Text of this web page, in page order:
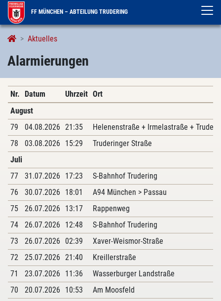
FF MÜNCHEN – ABTEILUNG TRUDERING
Aktuelles
Alarmierungen
Alarmierungen
Nr. Datum Uhrzeit Ort
August
79
04.08.2026 21:35
Helenenstraße + Irmelastraße +
78
03.08.2026 15:29
Truderinger Straße
Juli
77
31.07.2026 17:23
S-Bahnhof Trudering
76
30.07.2026 18:01
A94 München > Passau
75
26.07.2026 13:17
Rappenweg
74
26.07.2026 12:48
S-Bahnhof Trudering
73
26.07.2026 02:39
Xaver-Weismor-Straße
72
25.07.2026 21:40
Kreillerstraße
71
23.07.2026 11:36
Wasserburger Landstraße
70
20.07.2026 10:53
Am Moosfeld